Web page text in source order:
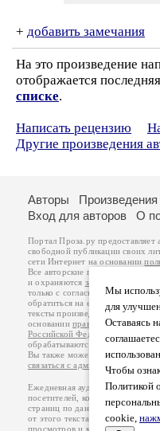
+ добавить замечания
На это произведение
отображается
списке.
Написать рецензию
Другие произведения
Мы
для
Оставаясь
Чтобы
Политикой
cookie,
Авторы Произведения
Вход для авторов
О
Портал Проза.ру предоставляет
свободной публикации своих
сети Интернет на основании
Все авторские права на
и охраняются законом
.
только с согласия его автора, к
обратиться на его авторской
тексты произведений авторы
основанииправил публикациии
Российской Федерации
обрабатываются на основании
Вы также можете посмотреть
связаться с администрацией
Ежедневная аудитория портала
посетителей, которые в общей
страниц по данным счетчика
от этого текста. В каждой
просмотров и количество